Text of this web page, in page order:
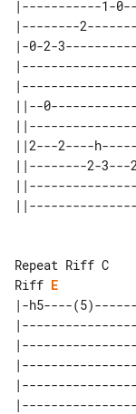
|-----------1-
|--------
|-0-2-
||--
||2---2----
||--------2-
Riff E
|-h5----